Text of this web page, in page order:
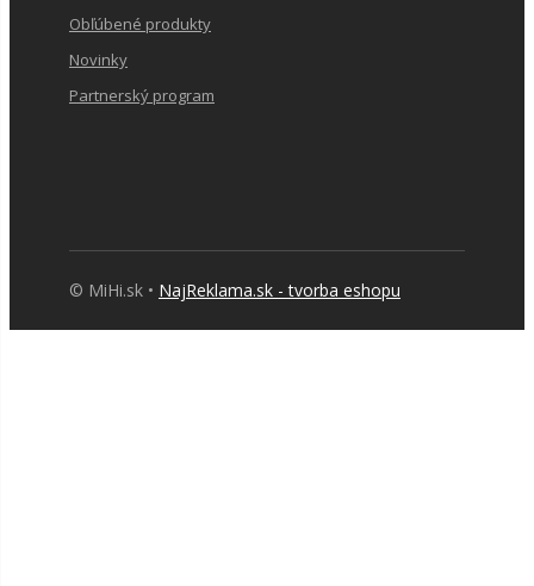
Obľúbené produkty
Novinky
Partnerský program
© MiHi.sk • NajReklama.sk - tvorba eshopu